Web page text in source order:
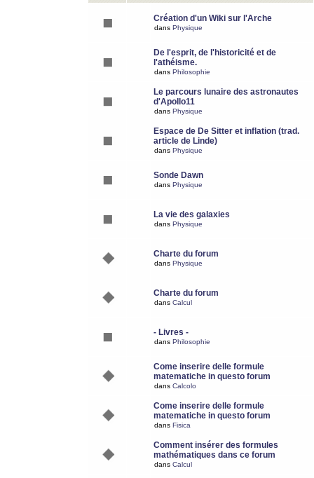
Création d'un Wiki sur l'Arche
dans Physique
De l'esprit, de l'historicité et de
l'athéisme.
dans Philosophie
Le parcours lunaire des astronautes
d'Apollo11
dans Physique
Espace de De Sitter et inflation (trad.
article de Linde)
dans Physique
Sonde Dawn
dans Physique
La vie des galaxies
dans Physique
Charte du forum
dans Physique
Charte du forum
dans Calcul
- Livres -
dans Philosophie
Come inserire delle formule
matematiche in questo forum
dans Calcolo
Come inserire delle formule
matematiche in questo forum
dans Fisica
Comment insérer des formules
mathématiques dans ce forum
dans Calcul